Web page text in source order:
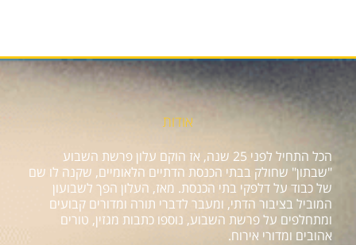
אודות
הכל התחיל לפני 25 שנה, אז הוקם עלון פרשת השבוע
"שבתון" שחולק בבתי הכנסת הדתיים הלאומיים, שקנה לו שם
של כבוד על דלפקי בתי הכנסת. מאז, העלון הפך לשבועון
המוביל בציבור הדתי, ומעבר לדברי תורה ומדורים קבועים
ומתחלפים על פרשת השבוע, נוספו כתבות מגזין, טורים
אהובים ומדורי אירוח.